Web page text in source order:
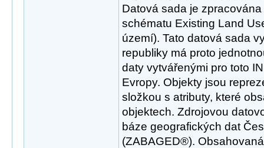
Datová sada je
schématu Existing Land
území). Tato datová sada
republiky má proto
daty vytvářenými pro toto
Evropy. Objekty jsou
složkou s atributy, které
objektech. Zdrojovou
báze geografických dat
(ZABAGED®).